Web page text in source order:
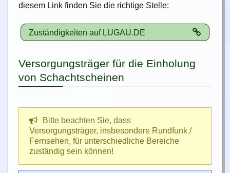
diesem Link finden Sie die richtige Stelle:
Zuständigkeiten auf LUGAU.DE
Versorgungsträger für die Einholung
von Schachtscheinen
Bitte beachten Sie, dass
Versorgungsträger, insbesondere Rundfunk /
Fernsehen, für unterschiedliche Bereiche
zuständig sein können!